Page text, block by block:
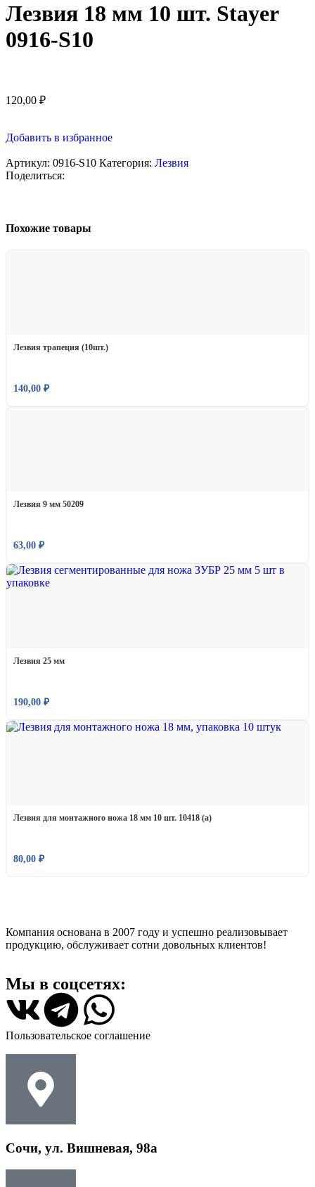
Лезвия 18 мм 10 шт. Stayer
0916-S10
120,00 ₽
Добавить в избранное
Артикул: 0916-S10 Категория: Лезвия
Поделиться:
Похожие товары
Лезвия трапеция (10шт.)
140,00 ₽
Лезвия 9 мм 50209
63,00 ₽
Лезвия 25 мм
190,00 ₽
Лезвия для монтажного ножа 18 мм 10 шт. 10418 (а)
80,00 ₽
Компания основана в 2007 году и успешно реализовывает
продукцию, обслуживает сотни довольных клиентов!
Мы в соцсетях:
Пользовательское соглашение
Сочи, ул. Вишневая, 98а